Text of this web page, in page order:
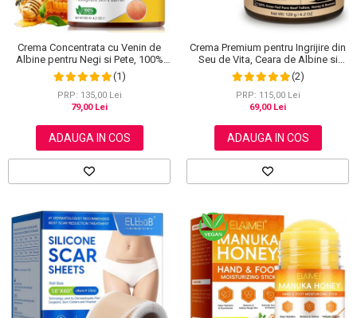
Crema Concentrata cu Venin de
Albine pentru Negi si Pete, 100%
Naturala, 120 g
(1)
PRP: 135,00 Lei
79,00 Lei
ADAUGA IN COS
Crema Premium pentru Ingrijire din
Seu de Vita, Ceara de Albine si
Miere, 100% Naturala, NOVA
KISS®, 120 g
(2)
PRP: 115,00 Lei
69,00 Lei
ADAUGA IN COS